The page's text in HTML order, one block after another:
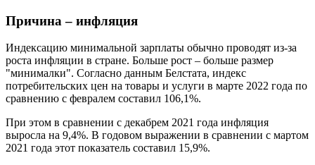
Причина – инфляция
Индексацию минимальной зарплаты обычно проводят из-за
роста инфляции в стране. Больше рост – больше размер
"минималки". Согласно данным Белстата, индекс
потребительских цен на товары и услуги в марте 2022 года по
сравнению с февралем составил 106,1%.
При этом в сравнении с декабрем 2021 года инфляция
выросла на 9,4%. В годовом выражении в сравнении с мартом
2021 года этот показатель составил 15,9%.